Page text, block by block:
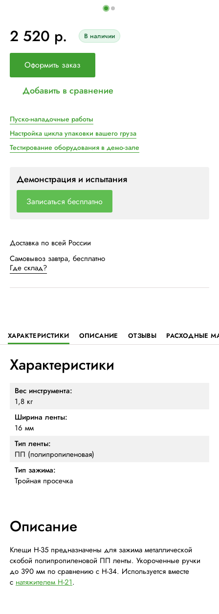
2 520 р. В наличии
Оформить заказ
Добавить в сравнение
Пуско-наладочные работы
Настройка цикла упаковки вашего груза
Тестирование оборудования в демо-зале
Демонстрация и испытания
Записаться бесплатно
Доставка по всей России
Самовывоз завтра, бесплатно
Где склад?
ХАРАКТЕРИСТИКИ ОПИСАНИЕ ОТЗЫВЫ РАСХОДНЫЕ
Характеристики
Вес инструмента:
1,8 кг
Ширина ленты:
16 мм
Тип ленты:
ПП (полипропиленовая)
Тип зажима:
Тройная просечка
Описание
Клещи H-35 предназначены для зажима металлической
скобой полипропиленовой ПП ленты. Укороченные ручки
до 390 мм по сравнению с H-34. Используется вместе
с натяжителем Н-21.